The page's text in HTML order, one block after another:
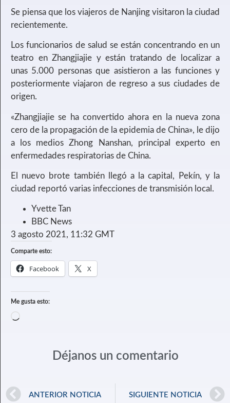
Se piensa que los viajeros de Nanjing visitaron la ciudad
recientemente.
Los funcionarios de salud se están concentrando en un
teatro en Zhangjiajie y están tratando de localizar a
unas 5.000 personas que asistieron a las funciones y
posteriormente viajaron de regreso a sus ciudades de
origen.
«Zhangjiajie se ha convertido ahora en la nueva zona
cero de la propagación de la epidemia de China», le dijo
a los medios Zhong Nanshan, principal experto en
enfermedades respiratorias de China.
El nuevo brote también llegó a la capital, Pekín, y la
ciudad reportó varias infecciones de transmisión local.
Yvette Tan
BBC News
3 agosto 2021, 11:32 GMT
Comparte esto:
Facebook X
Me gusta esto:
Déjanos un comentario
ANTERIOR NOTICIA SIGUIENTE NOTICIA